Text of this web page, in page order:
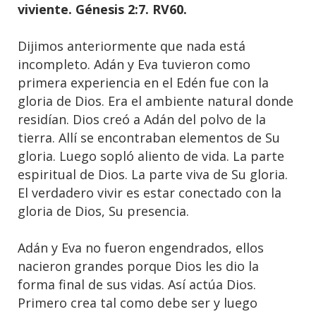
viviente. Génesis 2:7. RV60.
Dijimos anteriormente que nada está
incompleto. Adán y Eva tuvieron como
primera experiencia en el Edén fue con la
gloria de Dios. Era el ambiente natural donde
residían. Dios creó a Adán del polvo de la
tierra. Allí se encontraban elementos de Su
gloria. Luego sopló aliento de vida. La parte
espiritual de Dios. La parte viva de Su gloria.
El verdadero vivir es estar conectado con la
gloria de Dios, Su presencia.
Adán y Eva no fueron engendrados, ellos
nacieron grandes porque Dios les dio la
forma final de sus vidas. Así actúa Dios.
Primero crea tal como debe ser y luego